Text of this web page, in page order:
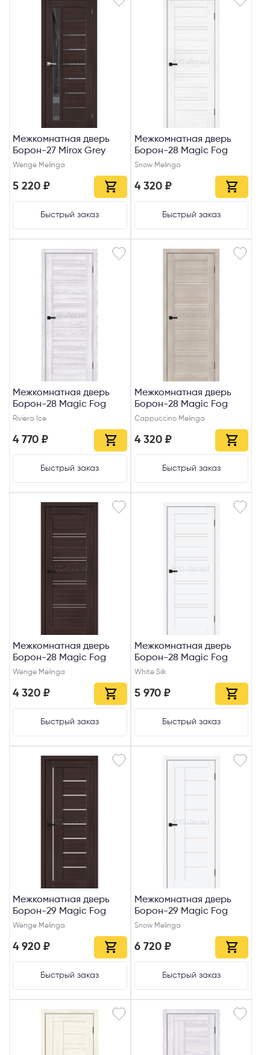
Межкомнатная дверь
Борон-27 Mirox Grey
Wenge Melinga
5 220 ₽
Быстрый заказ
Межкомнатная дверь
Борон-28 Magic Fog
Snow Melinga
4 320 ₽
Быстрый заказ
Межкомнатная дверь
Борон-28 Magic Fog
Riviera Ice
4 770 ₽
Быстрый заказ
Межкомнатная дверь
Борон-28 Magic Fog
Cappuccino Melinga
4 320 ₽
Быстрый заказ
Межкомнатная дверь
Борон-28 Magic Fog
Wenge Melinga
4 320 ₽
Быстрый заказ
Межкомнатная дверь
Борон-28 Magic Fog
White Silk
5 970 ₽
Быстрый заказ
Межкомнатная дверь
Борон-29 Magic Fog
Wenge Melinga
4 920 ₽
Быстрый заказ
Межкомнатная дверь
Борон-29 Magic Fog
Snow Melinga
6 720 ₽
Быстрый заказ